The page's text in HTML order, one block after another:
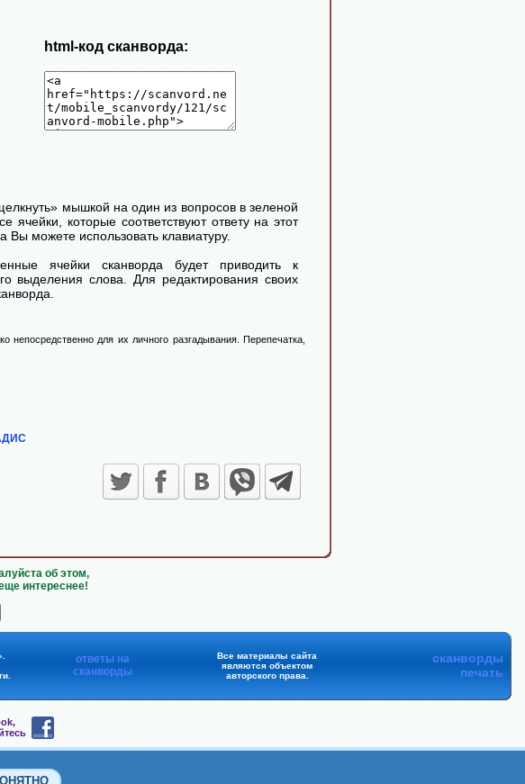
html-код сканворда:
мышкой на один из вопросов в зеленой
ячейки, которые соответствуют ответу на этот
можете использовать клавиатуру.
ячейки сканворда будет приводить к
выделения слова. Для редактирования своих
непосредственно для их личного разгадывания. Перепечатка,
об этом,
интереснее!
.
ответы на
сканворды
Все материалы сайта
являются объектом
авторского права.
сканворды
печать